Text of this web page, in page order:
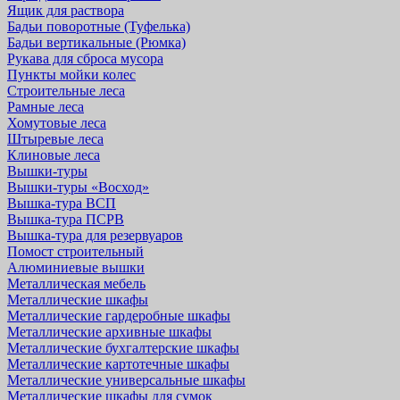
Ящик для раствора
Бадьи поворотные (Туфелька)
Бадьи вертикальные (Рюмка)
Рукава для сброса мусора
Пункты мойки колес
Строительные леса
Рамные леса
Хомутовые леса
Штыревые леса
Клиновые леса
Вышки-туры
Вышки-туры «Восход»
Вышка-тура ВСП
Вышка-тура ПСРВ
Вышка-тура для резервуаров
Помост строительный
Алюминиевые вышки
Металлическая мебель
Металлические шкафы
Металлические гардеробные шкафы
Металлические архивные шкафы
Металлические бухгалтерские шкафы
Металлические картотечные шкафы
Металлические универсальные шкафы
Металлические шкафы для сумок